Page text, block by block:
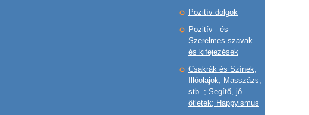
Pozitív dolgok
Pozitív - és
Szerelmes szavak
és kifejezések
Csakrák és Színek;
Illóolajok; Masszázs,
stb. ; Segítő, jó
ötletek; Happyismus